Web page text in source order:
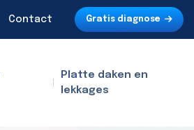
Contact Gratis diagnose
Platte daken en
lekkages